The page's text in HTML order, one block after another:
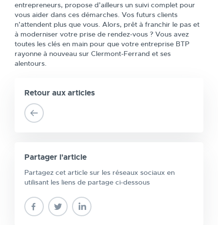
Retour aux articles
Partager l'article
Partagez cet article sur les réseaux sociaux en
utilisant les liens de partage ci-dessous
entrepreneurs, propose d’ailleurs un suivi complet pour
vous aider dans ces démarches. Vos futurs clients
n’attendent plus que vous. Alors, prêt à franchir le pas et
à moderniser votre prise de rendez-vous ? Vous avez
toutes les clés en main pour que votre entreprise BTP
rayonne à nouveau sur Clermont-Ferrand et ses
alentours.